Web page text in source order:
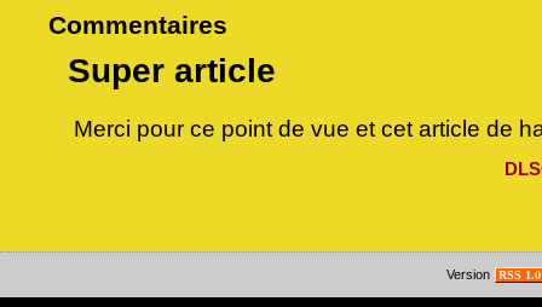
Commentaires
Super article
Merci pour ce point de vue et cet article de
Version RSS